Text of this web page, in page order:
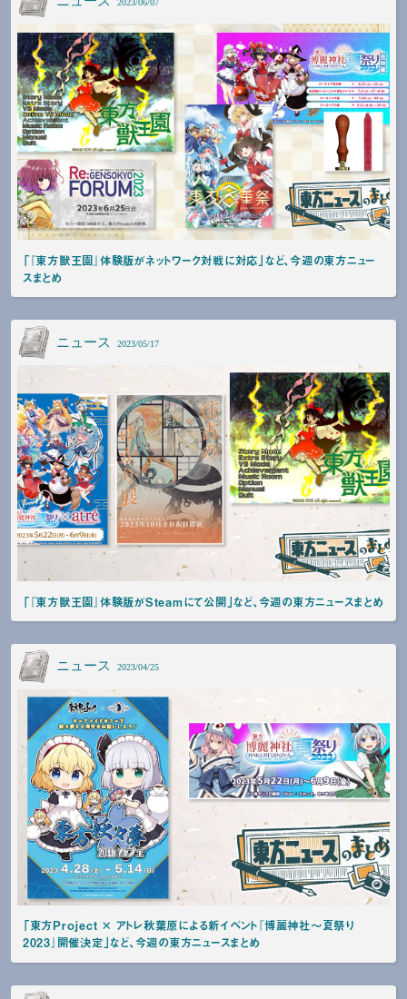
「『東方獣王園』体験版がネットワーク対戦に対応」など、今週の東方ニュー
スまとめ
ニュース 2023/05/17
「『東方獣王園』体験版がSteamにて公開」など、今週の東方ニュースまとめ
ニュース 2023/04/25
「東方Project × アトレ秋葉原による新イベント『博麗神社～夏祭り
2023』開催決定」など、今週の東方ニュースまとめ